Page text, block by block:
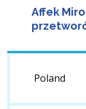
Affek
Poland